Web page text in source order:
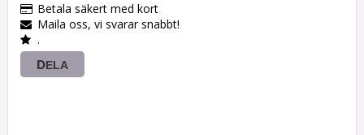
Betala säkert med kort
Maila oss, vi svarar snabbt!
.
DELA